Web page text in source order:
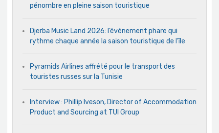
pénombre en pleine saison touristique
Djerba Music Land 2026: l’événement phare qui
rythme chaque année la saison touristique de l’île
Pyramids Airlines affrété pour le transport des
touristes russes sur la Tunisie
Interview : Phillip Iveson, Director of Accommodation
Product and Sourcing at TUI Group